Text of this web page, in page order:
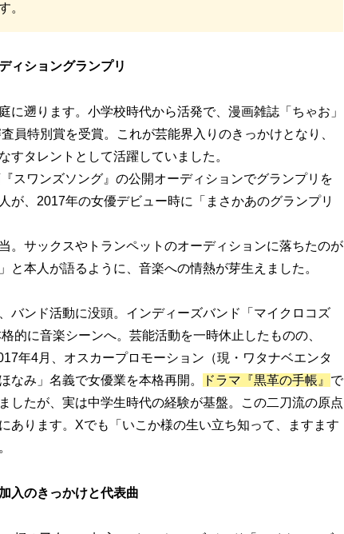
。
ィショングランプリ
遡ります。小学校時代から活発で、漫画雑誌「ちゃお」
員特別賞を受賞。これが芸能界入りのきっかけとなり、
タレントとして活躍していました。
スワンズソング』の公開オーディションでグランプリを
が、2017年の女優デビュー時に「まさかあのグランプリ
。サックスやトランペットのオーディションに落ちたのが
と本人が語るように、音楽への情熱が芽生えました。
バンド活動に没頭。インディーズバンド「マイクロコズ
的に音楽シーンへ。芸能活動を一時休止したものの、
年4月、オスカープロモーション（現・ワタナベエンタ
なみ」名義で女優業を本格再開。
ドラマ『黒革の手帳』 で
したが、実は中学生時代の経験が基盤。この二刀流の原点
あります。Xでも「いこか様の生い立ち知って、ますます
入のきっかけと代表曲